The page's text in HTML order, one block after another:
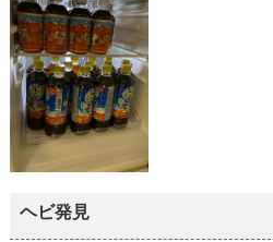
ヘビ発見